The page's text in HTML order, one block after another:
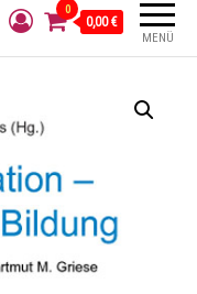
MENÜ
0
0,00 €